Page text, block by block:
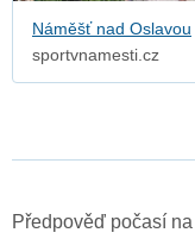
Náměšť nad Oslavou
sportvnamesti.cz
Předpověď počasí